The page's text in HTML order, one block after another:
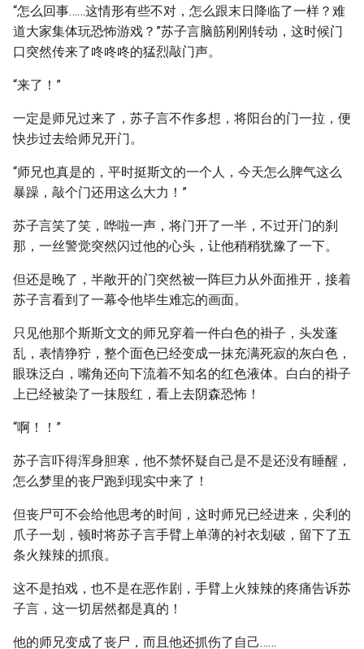
“怎么回事……这情形有些不对，怎么跟末日降临了一样？难
道大家集体玩恐怖游戏？”苏子言脑筋刚刚转动，这时候门
口突然传来了咚咚咚的猛烈敲门声。
“来了！”
一定是师兄过来了，苏子言不作多想，将阳台的门一拉，便
快步过去给师兄开门。
“师兄也真是的，平时挺斯文的一个人，今天怎么脾气这么
暴躁，敲个门还用这么大力！”
苏子言笑了笑，哗啦一声，将门开了一半，不过开门的刹
那，一丝警觉突然闪过他的心头，让他稍稍犹豫了一下。
但还是晚了，半敞开的门突然被一阵巨力从外面推开，接着
苏子言看到了一幕令他毕生难忘的画面。
只见他那个斯斯文文的师兄穿着一件白色的褂子，头发蓬
乱，表情狰狞，整个面色已经变成一抹充满死寂的灰白色，
眼珠泛白，嘴角还向下流着不知名的红色液体。白白的褂子
上已经被染了一抹殷红，看上去阴森恐怖！
“啊！！”
苏子言吓得浑身胆寒，他不禁怀疑自己是不是还没有睡醒，
怎么梦里的丧尸跑到现实中来了！
但丧尸可不会给他思考的时间，这时师兄已经进来，尖利的
爪子一划，顿时将苏子言手臂上单薄的衬衣划破，留下了五
条火辣辣的抓痕。
这不是拍戏，也不是在恶作剧，手臂上火辣辣的疼痛告诉苏
子言，这一切居然都是真的！
他的师兄变成了丧尸，而且他还抓伤了自己……